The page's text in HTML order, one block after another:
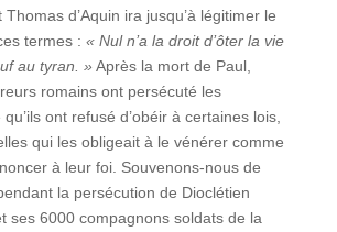
Thomas d’Aquin ira jusqu’à légitimer le
termes : « Nul n’a la droit d’ôter la vie
au tyran. » Après la mort de Paul,
romains ont persécuté les
ont refusé d’obéir à certaines lois,
qui les obligeait à le vénérer comme
à leur foi. Souvenons-nous de
la persécution de Dioclétien
ses 6000 compagnons soldats de la